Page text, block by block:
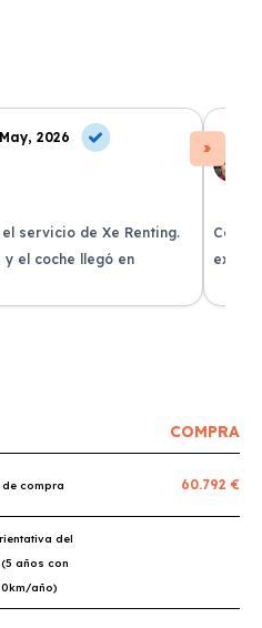
2026
servicio de Xe Renting.
el coche llegó en
COMPRA
de compra 60.792 €
del
años con
año)